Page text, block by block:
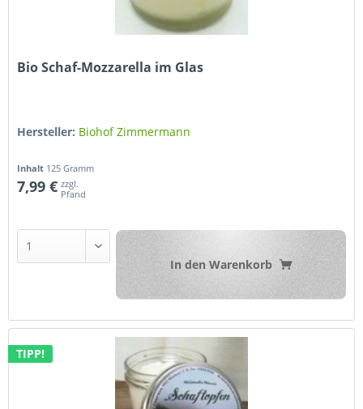
Bio Schaf-Mozzarella im Glas
Hersteller: Biohof Zimmermann
Inhalt 125 Gramm
7,99 € zzgl.
Pfand
In den Warenkorb
TIPP!